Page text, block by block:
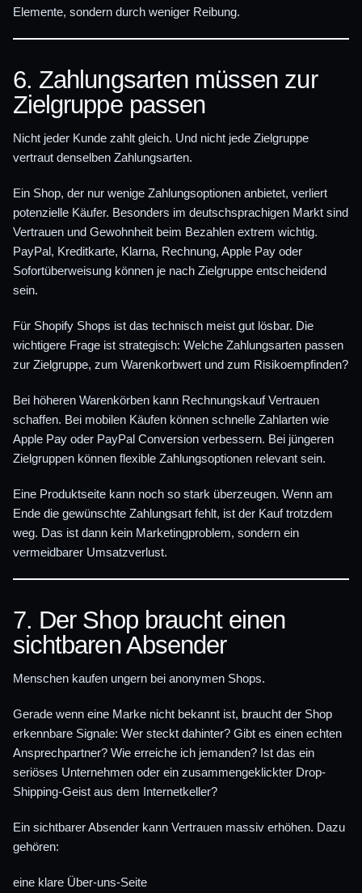
Elemente, sondern durch weniger Reibung.
6. Zahlungsarten müssen zur
Zielgruppe passen
Nicht jeder Kunde zahlt gleich. Und nicht jede Zielgruppe
vertraut denselben Zahlungsarten.
Ein Shop, der nur wenige Zahlungsoptionen anbietet, verliert
potenzielle Käufer. Besonders im deutschsprachigen Markt sind
Vertrauen und Gewohnheit beim Bezahlen extrem wichtig.
PayPal, Kreditkarte, Klarna, Rechnung, Apple Pay oder
Sofortüberweisung können je nach Zielgruppe entscheidend
sein.
Für Shopify Shops ist das technisch meist gut lösbar. Die
wichtigere Frage ist strategisch: Welche Zahlungsarten passen
zur Zielgruppe, zum Warenkorbwert und zum Risikoempfinden?
Bei höheren Warenkörben kann Rechnungskauf Vertrauen
schaffen. Bei mobilen Käufen können schnelle Zahlarten wie
Apple Pay oder PayPal Conversion verbessern. Bei jüngeren
Zielgruppen können flexible Zahlungsoptionen relevant sein.
Eine Produktseite kann noch so stark überzeugen. Wenn am
Ende die gewünschte Zahlungsart fehlt, ist der Kauf trotzdem
weg. Das ist dann kein Marketingproblem, sondern ein
vermeidbarer Umsatzverlust.
7. Der Shop braucht einen
sichtbaren Absender
Menschen kaufen ungern bei anonymen Shops.
Gerade wenn eine Marke nicht bekannt ist, braucht der Shop
erkennbare Signale: Wer steckt dahinter? Gibt es einen echten
Ansprechpartner? Wie erreiche ich jemanden? Ist das ein
seriöses Unternehmen oder ein zusammengeklickter Drop-
Shipping-Geist aus dem Internetkeller?
Ein sichtbarer Absender kann Vertrauen massiv erhöhen. Dazu
gehören:
eine klare Über-uns-Seite